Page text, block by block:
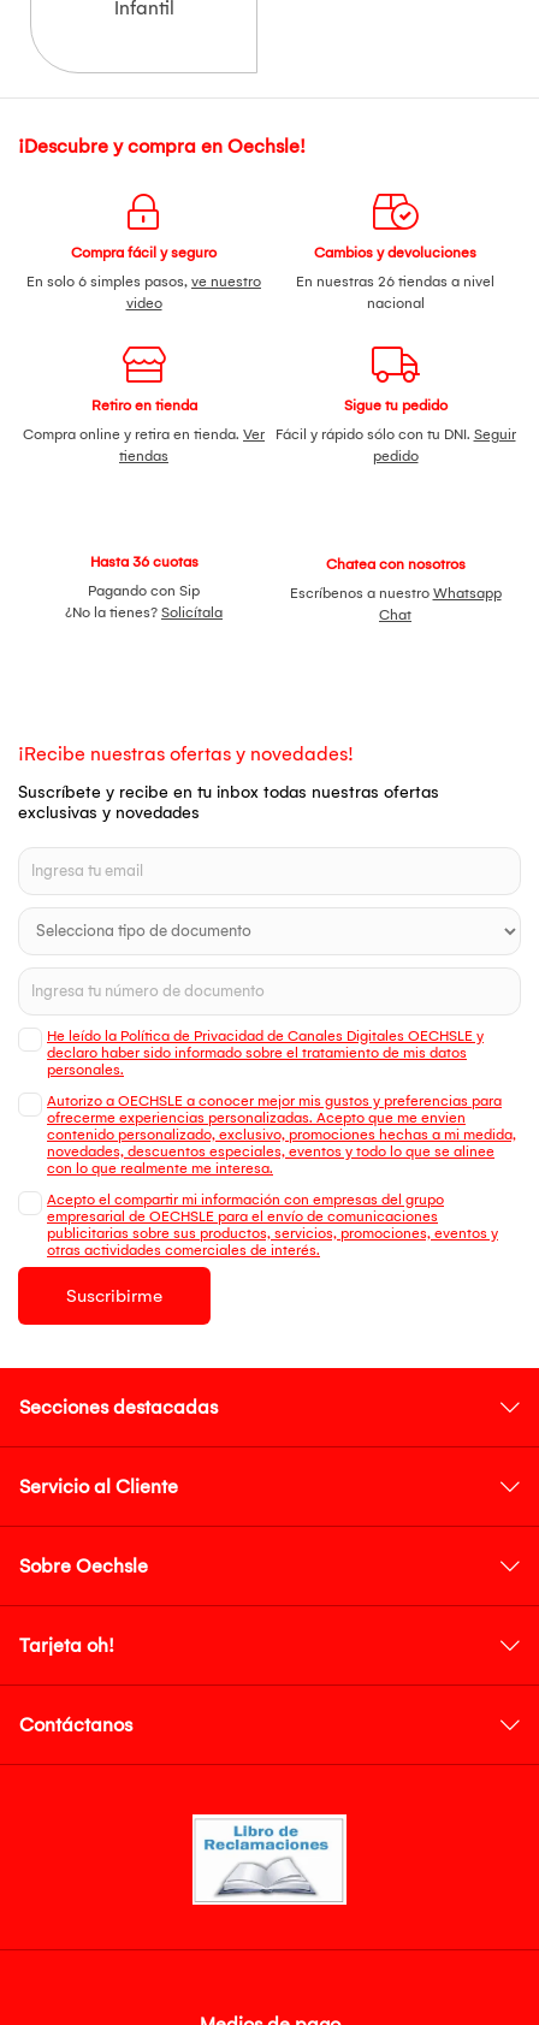
Infantil
¡Descubre y compra en Oechsle!
Compra fácil y seguro
En solo 6 simples pasos, ve nuestro
video
Cambios y devoluciones
En nuestras 26 tiendas a nivel
nacional
Retiro en tienda
Compra online y retira en tienda. Ver
tiendas
Sigue tu pedido
Fácil y rápido sólo con tu DNI. Seguir
pedido
Hasta 36 cuotas
Pagando con Sip
¿No la tienes? Solicítala
Chatea con nosotros
Escríbenos a nuestro Whatsapp
Chat
¡Recibe nuestras ofertas y novedades!
Suscríbete y recibe en tu inbox todas nuestras ofertas
exclusivas y novedades
He leído la Política de Privacidad de Canales Digitales OECHSLE y
declaro haber sido informado sobre el tratamiento de mis datos
personales.
Autorizo a OECHSLE a conocer mejor mis gustos y preferencias para
ofrecerme experiencias personalizadas. Acepto que me envien
contenido personalizado, exclusivo, promociones hechas a mi medida,
novedades, descuentos especiales, eventos y todo lo que se alinee
con lo que realmente me interesa.
Acepto el compartir mi información con empresas del grupo
empresarial de OECHSLE para el envío de comunicaciones
publicitarias sobre sus productos, servicios, promociones, eventos y
otras actividades comerciales de interés.
Suscribirme
Secciones destacadas
Servicio al Cliente
Sobre Oechsle
Tarjeta oh!
Contáctanos